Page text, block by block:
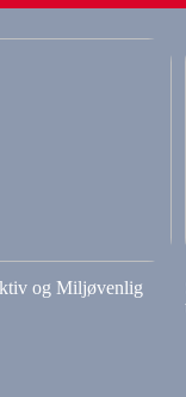
og Miljøvenlig